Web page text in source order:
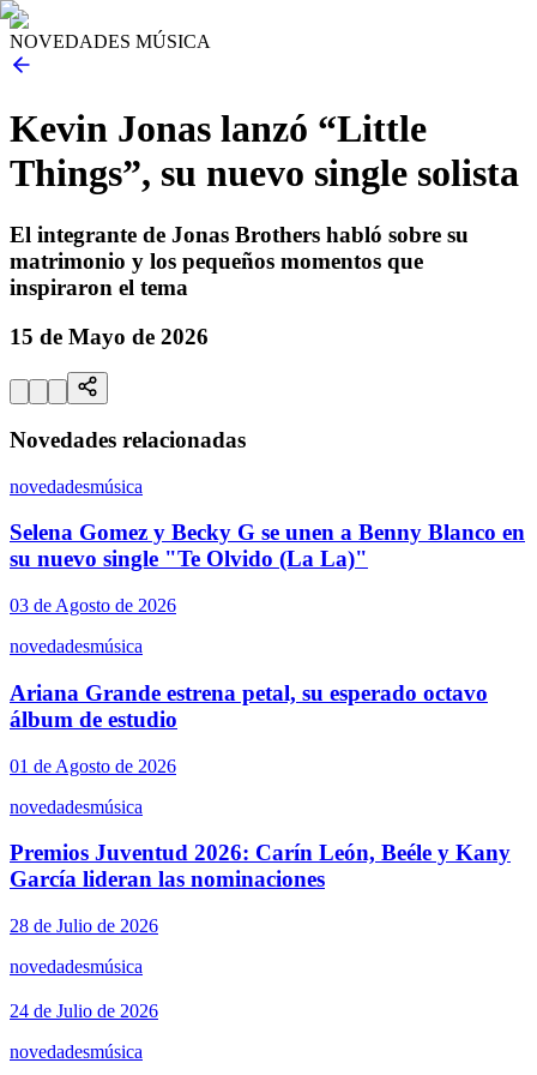
NOVEDADES MÚSICA
Kevin Jonas lanzó “Little
Things”, su nuevo single solista
El integrante de Jonas Brothers habló sobre su
matrimonio y los pequeños momentos que
inspiraron el tema
15 de Mayo de 2026
Novedades relacionadas
novedadesmúsica
Selena Gomez y Becky G se unen a Benny Blanco en
su nuevo single "Te Olvido (La La)"
03 de Agosto de 2026
novedadesmúsica
Ariana Grande estrena petal, su esperado octavo
álbum de estudio
01 de Agosto de 2026
novedadesmúsica
Premios Juventud 2026: Carín León, Beéle y Kany
García lideran las nominaciones
28 de Julio de 2026
novedadesmúsica
24 de Julio de 2026
novedadesmúsica